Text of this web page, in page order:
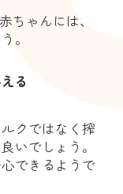
ちゃんには、
。
る
クではなく搾
いでしょう。
できるようで